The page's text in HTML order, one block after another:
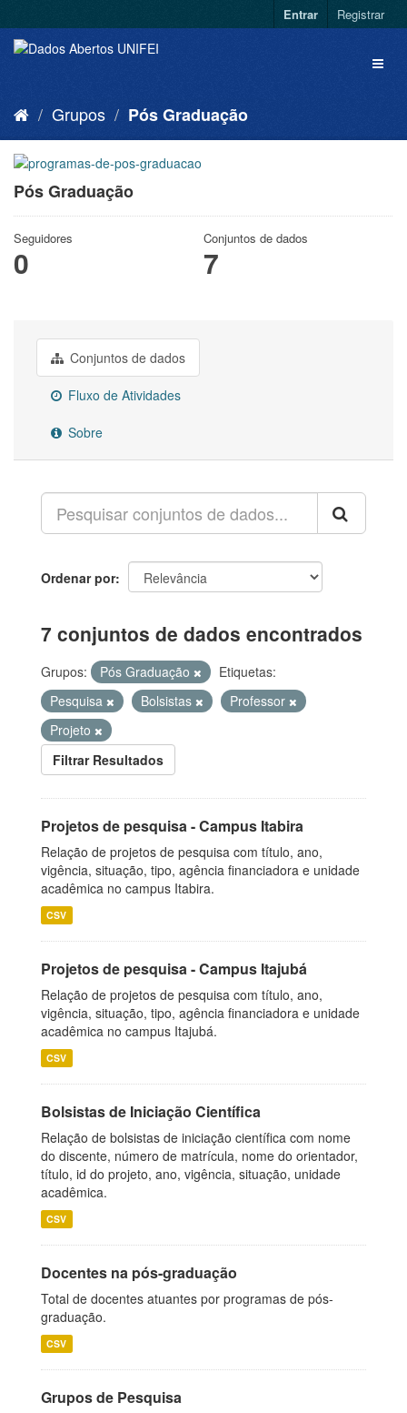
Entrar Registrar
Grupos Pós Graduação
Pós Graduação
Seguidores
0
Conjuntos de dados
7
Conjuntos de dados
Fluxo de Atividades
Sobre
Ordenar por
7 conjuntos de dados encontrados
Grupos: Pós Graduação
Etiquetas:
Pesquisa
Bolsistas
Professor
Projeto
Filtrar Resultados
Projetos de pesquisa - Campus Itabira
Relação de projetos de pesquisa com título, ano,
vigência, situação, tipo, agência financiadora e unidade
acadêmica no campus Itabira.
CSV
Projetos de pesquisa - Campus Itajubá
Relação de projetos de pesquisa com título, ano,
vigência, situação, tipo, agência financiadora e unidade
acadêmica no campus Itajubá.
CSV
Bolsistas de Iniciação Científica
Relação de bolsistas de iniciação científica com nome
do discente, número de matrícula, nome do orientador,
título, id do projeto, ano, vigência, situação, unidade
acadêmica.
CSV
Docentes na pós-graduação
Total de docentes atuantes por programas de pós-
graduação.
CSV
Grupos de Pesquisa